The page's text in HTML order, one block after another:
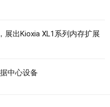
展出Kioxia XL1系列内存扩展
中心设备